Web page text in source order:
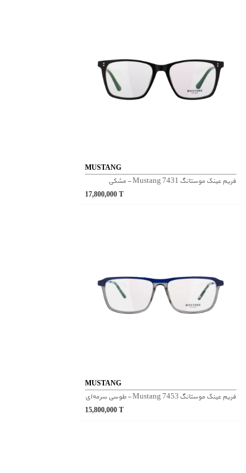
MUSTANG
فریم عینک موستانگ Mustang 7431 - مشکی
17,800,000 T
MUSTANG
فریم عینک موستانگ Mustang 7453 - طوسی سرمه‌ای
15,800,000 T